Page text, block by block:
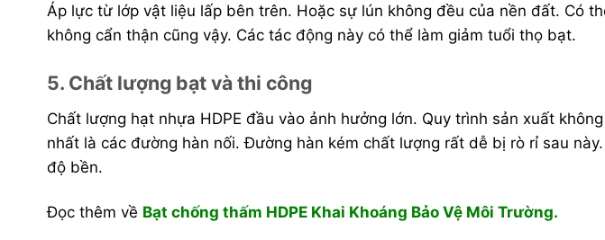
Áp lực từ lớp vật liệu lấp bên trên. Hoặc sự lún không đều của nền đất. Có
không cẩn thận cũng vậy. Các tác động này có thể làm giảm tuổi thọ bạt.
5. Chất lượng bạt và thi công
Chất lượng hạt nhựa HDPE đầu vào ảnh hưởng lớn. Quy trình sản xuất
nhất là các đường hàn nối. Đường hàn kém chất lượng rất dễ bị rò rỉ sau
độ bền.
Đọc thêm về Bạt chống thấm HDPE Khai Khoáng Bảo Vệ Môi Trường.